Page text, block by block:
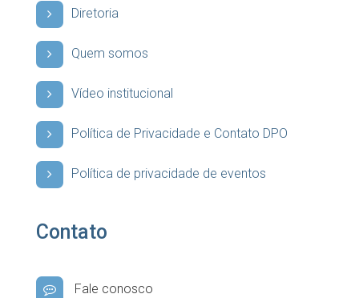
Diretoria
Quem somos
Vídeo institucional
Política de Privacidade e Contato DPO
Política de privacidade de eventos
Contato
Fale conosco